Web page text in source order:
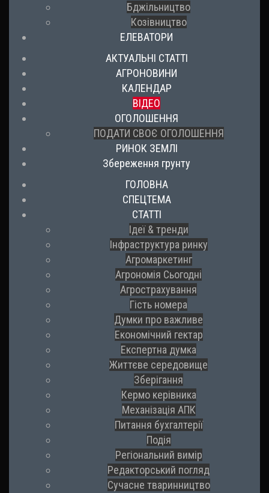
Бджільництво
Козівництво
ЕЛЕВАТОРИ
АКТУАЛЬНІ СТАТТІ
АГРОНОВИНИ
КАЛЕНДАР
ВІДЕО
ОГОЛОШЕННЯ
ПОДАТИ СВОЄ ОГОЛОШЕННЯ
РИНОК ЗЕМЛІ
Збереження грунту
ГОЛОВНА
СПЕЦТЕМА
СТАТТІ
Ідеї & тренди
Інфраструктура ринку
Агромаркетинг
Агрономія Сьогодні
Агрострахування
Гість номера
Думки про важливе
Економічний гектар
Експертна думка
Життєве середовище
Зберігання
Кермо керівника
Механізація АПК
Питання бухгалтерії
Подія
Регіональний вимір
Редакторський погляд
Сучасне тваринництво